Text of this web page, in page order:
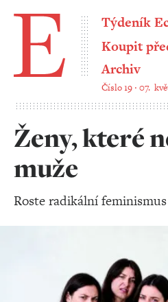
Týdeník
Koupit
Archiv
Číslo 19 ‧ 07.
Ženy, které
muže
Roste radikální feminismus